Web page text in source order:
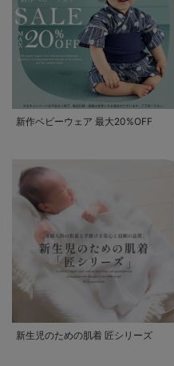
新作ベビーウェア 最大20%OFF
新生児のための肌着 匠シリーズ